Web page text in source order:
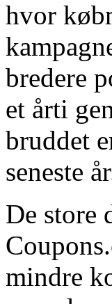
hvor
bredere
et årti
bruddet
seneste
De store
mindre